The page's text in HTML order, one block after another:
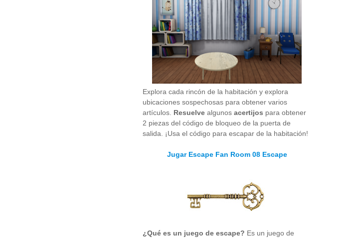
Explora cada rincón de la habitación y explora
ubicaciones sospechosas para obtener varios
artículos. Resuelve algunos acertijos para obtener
2 piezas del código de bloqueo de la puerta de
salida. ¡Usa el código para escapar de la habitación!
Jugar Escape Fan Room 08 Escape
¿Qué es un juego de escape? Es un juego de